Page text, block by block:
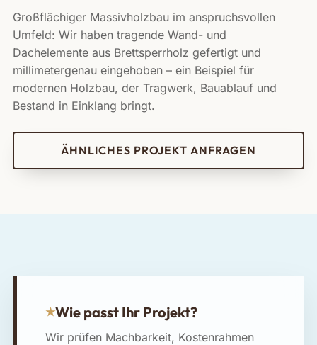
Großflächiger Massivholzbau im anspruchsvollen
Umfeld: Wir haben tragende Wand- und
Dachelemente aus Brettsperrholz gefertigt und
millimetergenau eingehoben – ein Beispiel für
modernen Holzbau, der Tragwerk, Bauablauf und
Bestand in Einklang bringt.
ÄHNLICHES PROJEKT ANFRAGEN
Wie passt Ihr Projekt?
Wir prüfen Machbarkeit, Kostenrahmen